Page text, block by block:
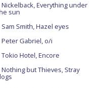
Nickelback, Everything under
sun
Sam Smith, Hazel eyes
Peter Gabriel, o/i
Tokio Hotel, Encore
Nothing but Thieves, Stray